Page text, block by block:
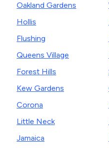
Oakland Gardens
Hollis
Flushing
Queens Village
Forest Hills
Kew Gardens
Corona
Little Neck
Jamaica